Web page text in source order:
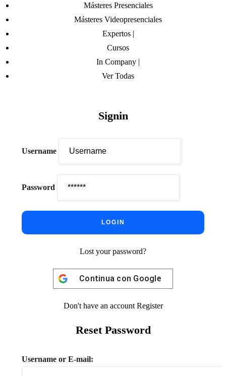
Másteres Presenciales
Másteres Videopresenciales
Expertos |
Cursos
In Company |
Ver Todas
Signin
Username
Password
Lost your password?
Continua con Google
Don't have an account Register
Reset Password
Username or E-mail: